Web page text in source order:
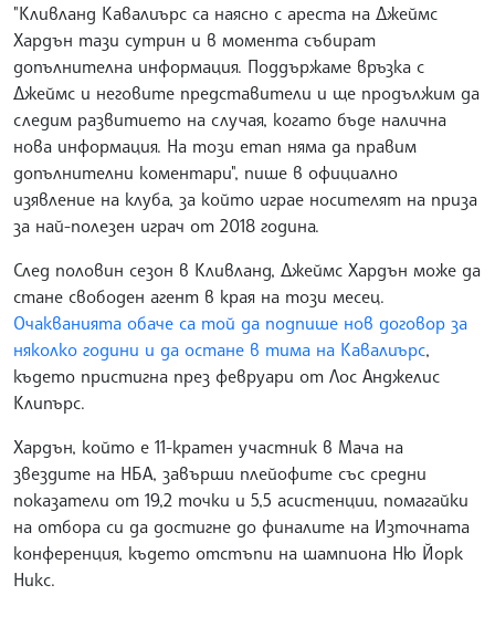
"Кливланд Кавалиърс са наясно с ареста на Джеймс
Хардън тази сутрин и в момента събират
допълнителна информация. Поддържаме връзка с
Джеймс и неговите представители и ще продължим да
следим развитието на случая, когато бъде налична
нова информация. На този етап няма да правим
допълнителни коментари", пише в официално
изявление на клуба, за който играе носителят на приза
за най-полезен играч от 2018 година.
След половин сезон в Кливланд, Джеймс Хардън може да
стане свободен агент в края на този месец.
Очакванията обаче са той да подпише нов договор за
няколко години и да остане в тима на Кавалиърс,
където пристигна през февруари от Лос Анджелис
Клипърс.
Хардън, който е 11-кратен участник в Мача на
звездите на НБА, завърши плейофите със средни
показатели от 19,2 точки и 5,5 асистенции, помагайки
на отбора си да достигне до финалите на Източната
конференция, където отстъпи на шампиона Ню Йорк
Никс.